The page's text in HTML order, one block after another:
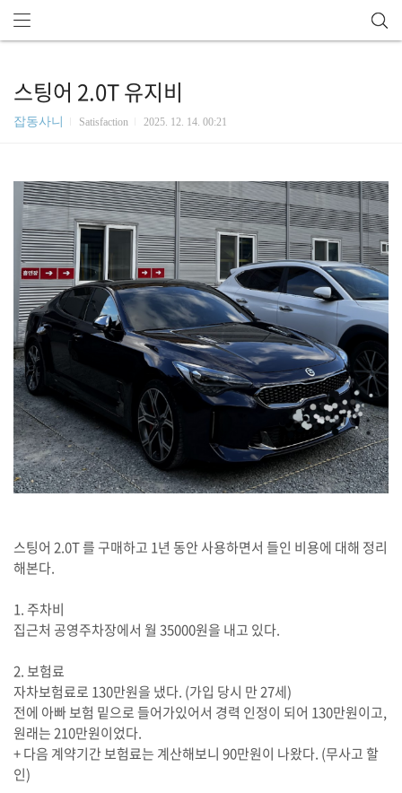
스팅어 2.0T 유지비
잡동사니 Satisfaction 2025. 12. 14. 00:21
스팅어 2.0T 를 구매하고 1년 동안 사용하면서 들인 비용에 대해 정리
해본다.
1. 주차비
집근처 공영주차장에서 월 35000원을 내고 있다.
2. 보험료
자차보험료로 130만원을 냈다. (가입 당시 만 27세)
전에 아빠 보험 밑으로 들어가있어서 경력 인정이 되어 130만원이고,
원래는 210만원이었다.
+ 다음 계약기간 보험료는 계산해보니 90만원이 나왔다. (무사고 할
인)